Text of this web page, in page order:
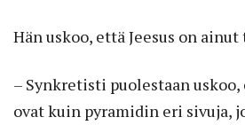
Hän uskoo, että Jeesus on
– Synkretisti puolestaan
ovat kuin pyramidin eri sivuja,